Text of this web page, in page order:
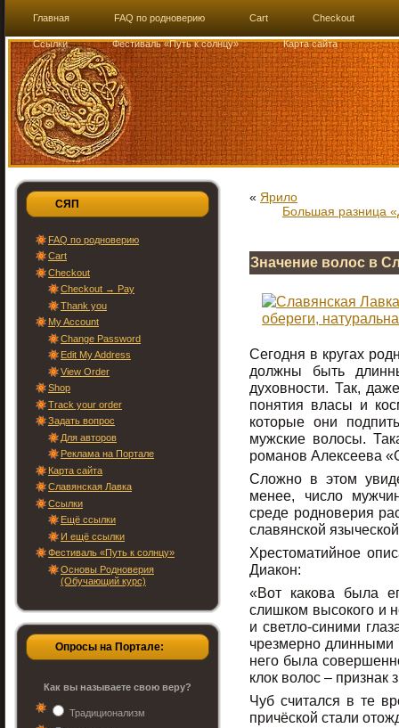
Главная FAQ по родноверию Cart Checkout
Ссылки Фестиваль «Путь к солнцу» Карта сайта
СЯП
FAQ по родноверию
Cart
Checkout
Checkout → Pay
Thank you
My Account
Change Password
Edit My Address
View Order
Shop
Track your order
Задать вопрос
Для авторов
Реклама на Портале
Карта сайта
Славянская Лавка
Ссылки
Ещё ссылки
И ещё ссылки
Фестиваль «Путь к солнцу»
Основы Родноверия
(Обучающий курс)
Опросы на Портале:
Как вы называете свою веру?
Традиционализм
« Ярило
Большая разница
Значение волос в
Сегодня в кругах
должны быть
духовности. Так,
понятия власы и
которые они
мужские волосы.
романов Алексеева
Сложно в этом
менее, число
среде родноверия
славянской
Хрестоматийное
Диакон:
«Вот какова была
слишком высокого и
и светло-синими
чрезмерно длинными
него была
клок волос – признак
Чуб считался в те
причёской стали